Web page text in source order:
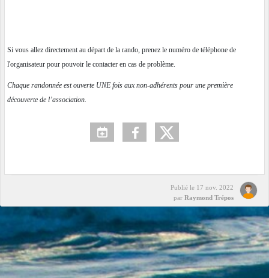
Si vous allez directement au départ de la rando, prenez le numéro de téléphone de
l'organisateur pour pouvoir le contacter en cas de problème.
Chaque randonnée est ouverte UNE fois aux non-adhérents pour une première
découverte de l’association.
Publié le 17 nov. 2022
par Raymond Trépos